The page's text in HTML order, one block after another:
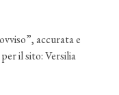
accurata e
il sito: Versilia